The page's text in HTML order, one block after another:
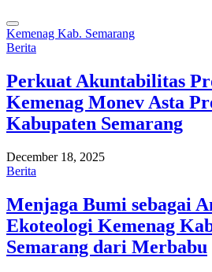
Kemenag Kab. Semarang
Berita
Perkuat Akuntabilitas
Kemenag Monev Asta
Kabupaten Semarang
December 18, 2025
Berita
Menjaga Bumi sebagai
Ekoteologi Kemenag
Semarang dari Merbabu